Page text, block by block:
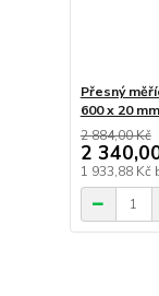
Přesný
600 x 20 mm
2 884,00 Kč
2
1 933,88 Kč